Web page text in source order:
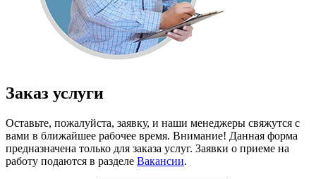
Заказ услуги
Оставьте, пожалуйста, заявку, и наши менеджеры свяжутся с
вами в ближайшее рабочее время. Внимание! Данная форма
предназначена только для заказа услуг. Заявки о приеме на
работу подаются в разделе Вакансии.